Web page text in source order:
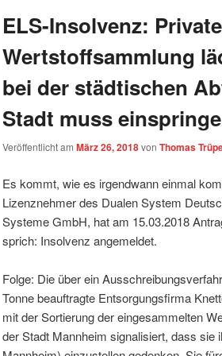
wechseln
ELS-Insolvenz:
Wertstoffsammlung
bei der städtischen
Stadt muss
Veröffentlicht am März 26, 2018von Thomas
Es kommt, wie es irgendwann einmal
Lizenznehmer des Dualen System
Systeme GmbH, hat am 15.03.2018
sprich: Insolvenz angemeldet.
Folge: Die über ein
Tonne beauftragte Entsorgungsfirma
mit der Sortierung der eingesammelten
der Stadt Mannheim signalisiert, dass sie